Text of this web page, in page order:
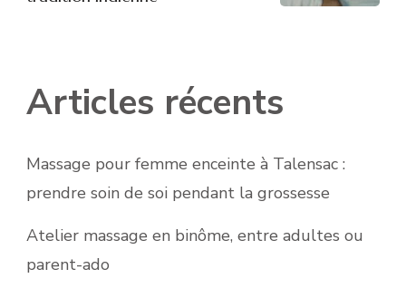
Articles récents
Massage pour femme enceinte à Talensac :
prendre soin de soi pendant la grossesse
Atelier massage en binôme, entre adultes ou
parent-ado